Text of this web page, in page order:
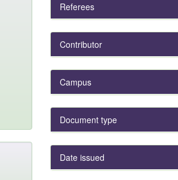
Referees
Contributor
Campus
Document type
Date issued